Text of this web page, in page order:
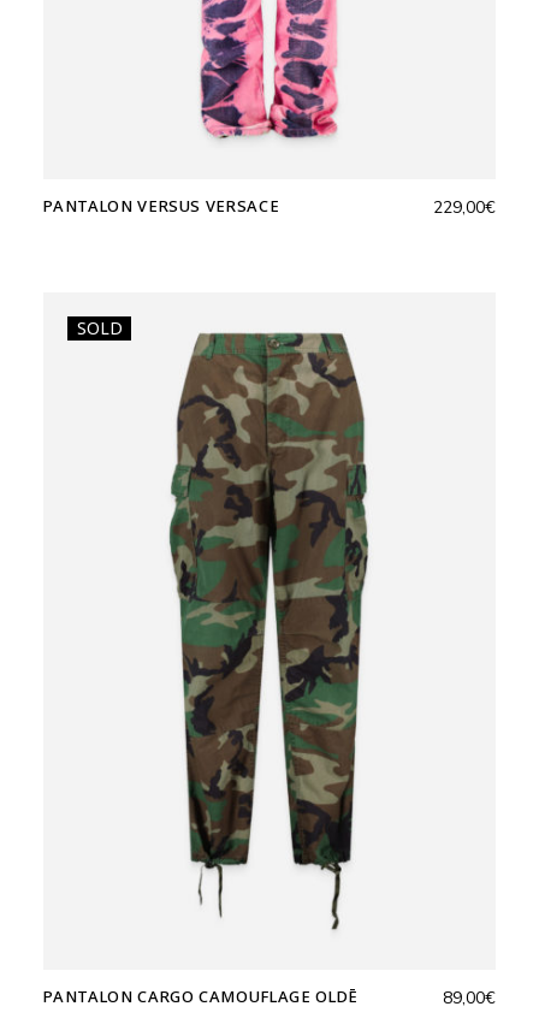
PANTALON VERSUS VERSACE 229,00€
SOLD
PANTALON CARGO CAMOUFLAGE OLDĒ 89,00€